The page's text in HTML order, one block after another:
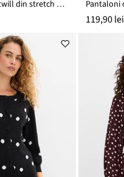
Pantaloni din twill din stretch de bumbac
119,90 lei